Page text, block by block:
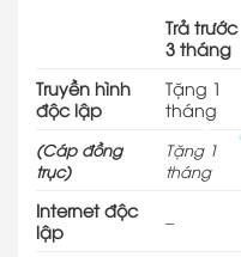
Trả trước
3 tháng
Truyền hình
độc lập
Tặng 1
tháng
(Cáp đồng
trục)
Tặng 1
tháng
Internet độc
lập
–
✽
✽